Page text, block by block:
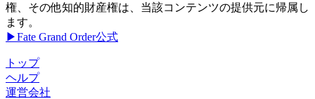
権、その他知的財産権は、当該コンテンツの提供元に帰属し
ます。
▶Fate Grand Order公式
トップ
ヘルプ
運営会社